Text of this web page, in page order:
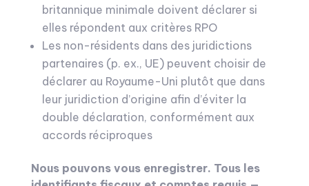
britannique minimale doivent déclarer si
elles répondent aux critères RPO
Les non-résidents dans des juridictions
partenaires (p. ex., UE) peuvent choisir de
déclarer au Royaume-Uni plutôt que dans
leur juridiction d’origine afin d’éviter la
double déclaration, conformément aux
accords réciproques
Nous pouvons vous enregistrer. Tous les